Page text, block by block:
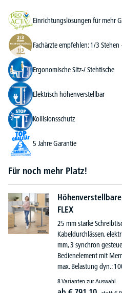
Einrichtungslösungen für mehr
Fachärzte empfehlen: 1/3
Ergonomische Sitz-/ Stehtische
Elektrisch höhenverstellbar
Kollisionsschutz
5 Jahre Garantie
Für noch mehr Platz!
Höhenverstellbare
FLEX
25 mm starke
Kabeldurchlässen,
mm, 3 synchron
Bedienelement mit
max. Belastung dyn.:
8 Varianten zur Auswahl